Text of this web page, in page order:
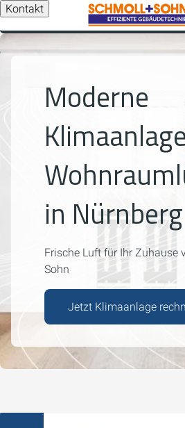
Kontakt
Moderne
in Nürnberg
Frische Luft für Ihr Zuhause
Sohn
Jetzt Klimaanlage